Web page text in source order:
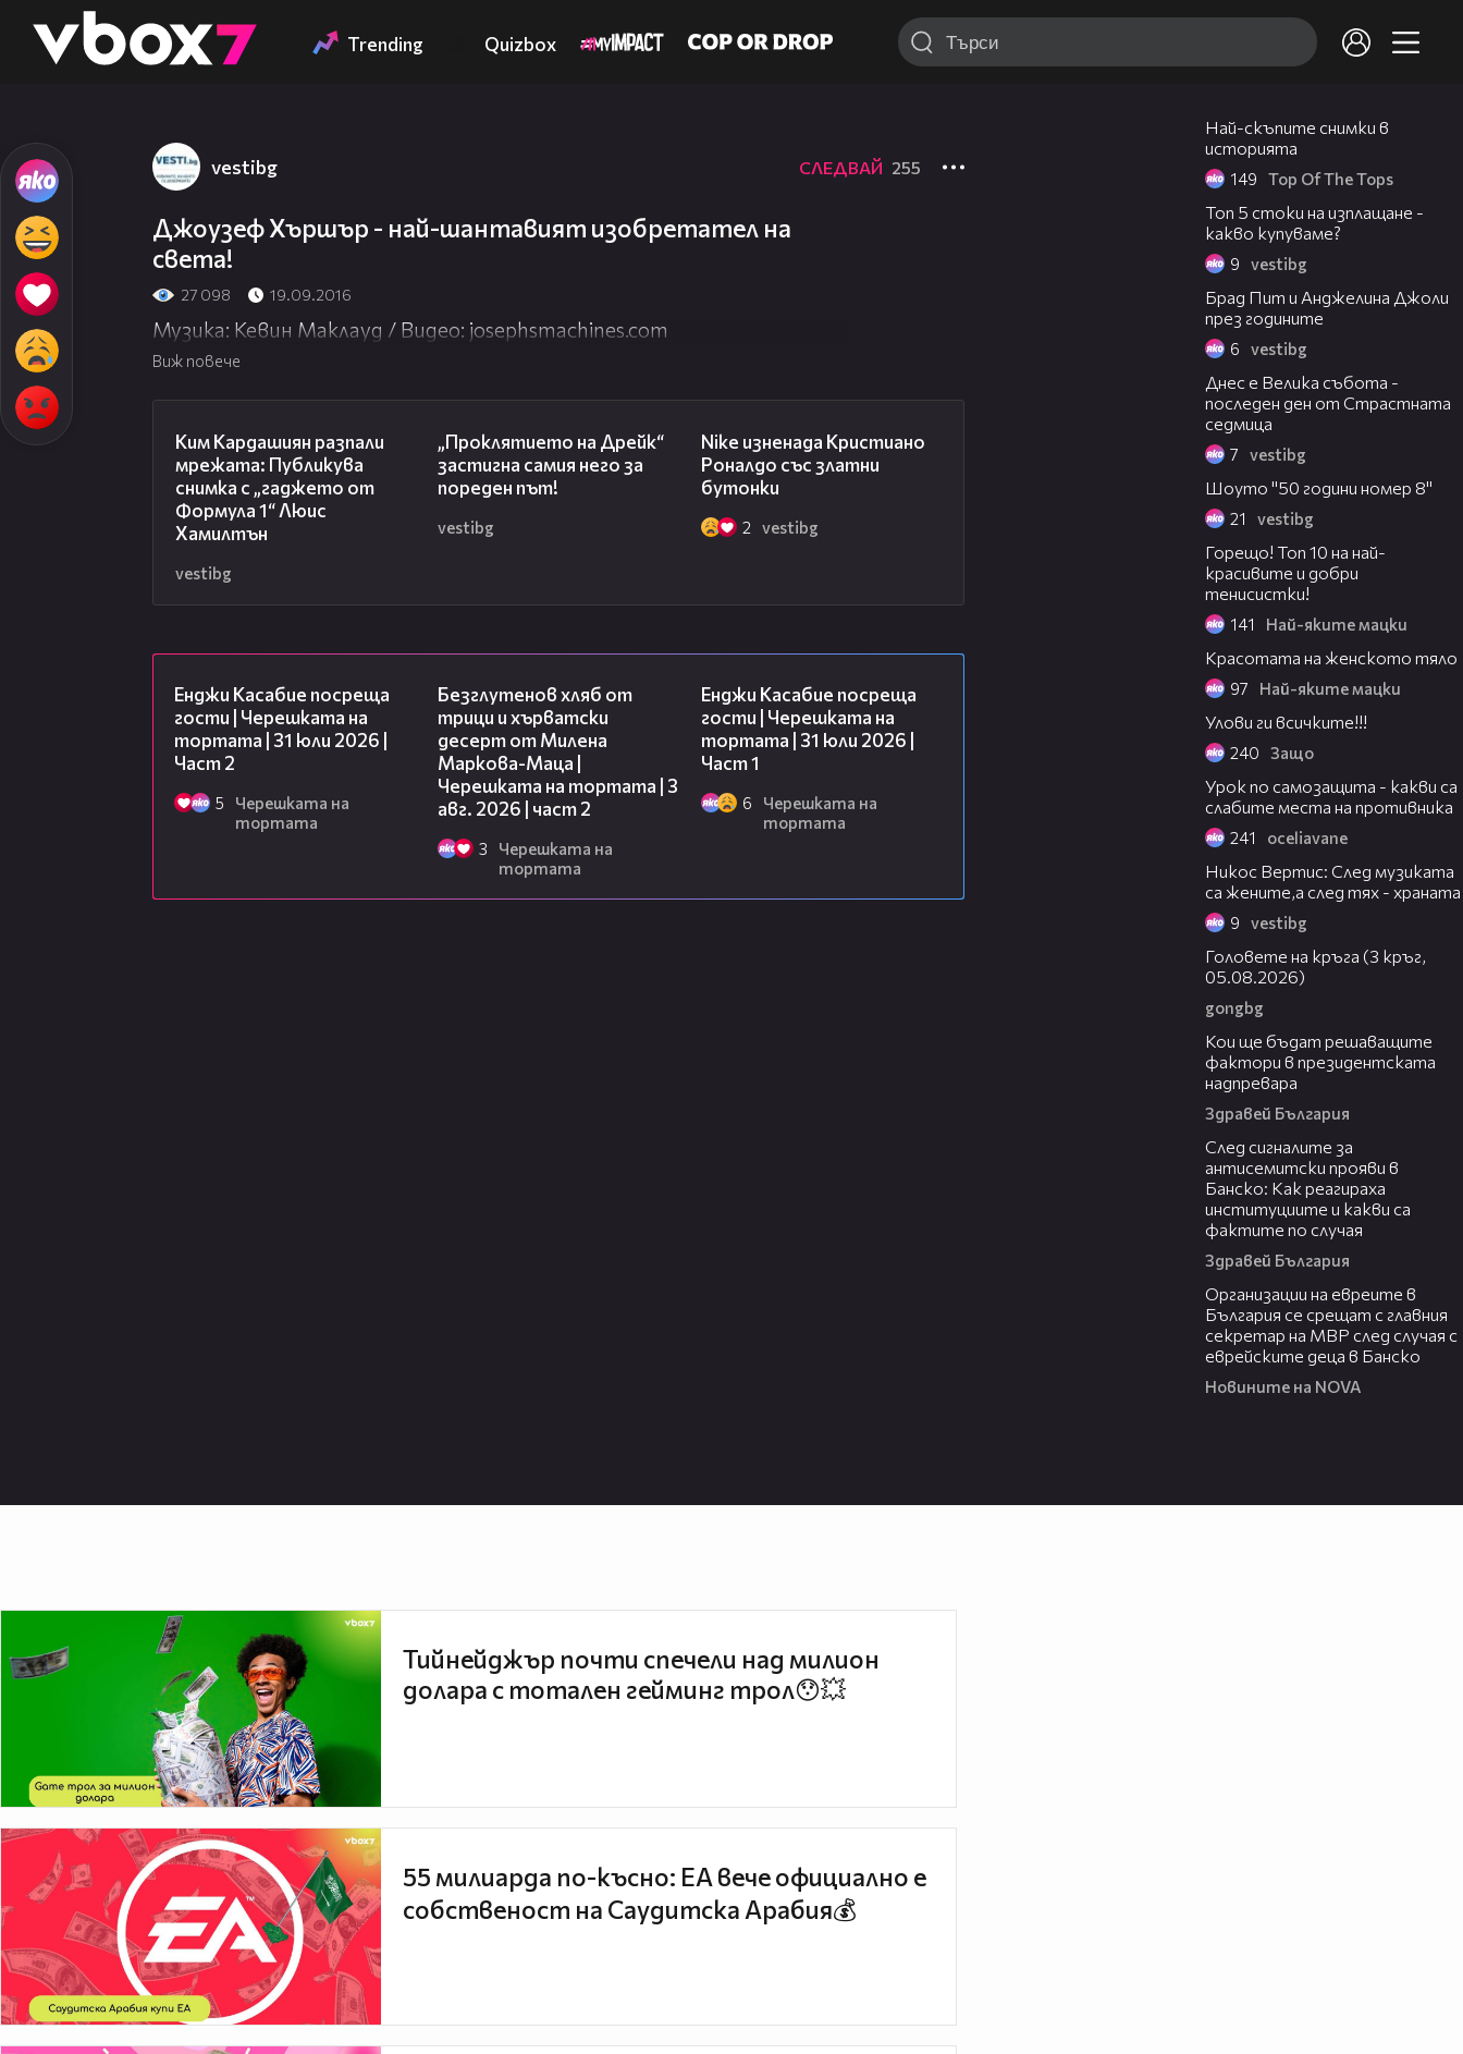
👾 Trending Quizbox
vestibg СЛЕДВАЙ 255
Джоузеф Хършър - най-шантавият изобретател на
света!
27 098 19.09.2016
Музика: Кевин Маклауд / Видео: josephsmachines.com
Виж повече
Ким Кардашиян разпали
мрежата: Публикува
снимка с „гаджето от
Формула 1“ Люис
Хамилтън
vestibg
„Проклятието на Дрейк“
застигна самия него за
пореден път!
vestibg
Nike изненада Кристиано
Роналдо със златни
бутонки
2 vestibg
Енджи Касабие посреща
гости | Черешката на
тортата | 31 юли 2026 |
Част 2
5
Черешката на
тортата
Безглутенов хляб от
трици и хърватски
десерт от Милена
Маркова-Маца |
Черешката на тортата | 3
авг. 2026 | част 2
3
Черешката на
тортата
Енджи Касабие посреща
гости | Черешката на
тортата | 31 юли 2026 |
Част 1
6
Черешката на
тортата
Най-скъпите снимки в
историята
149 Top Of The Tops
Топ 5 стоки на изплащане -
какво купуваме?
9 vestibg
Брад Пит и Анджелина Джоли
през годините
6 vestibg
Днес е Велика събота -
последен ден от Страстната
седмица
7 vestibg
Шоуто "50 години номер 8"
21 vestibg
Горещо! Топ 10 на най-
красивите и добри
тенисистки!
141 Най-яките мацки
Красотата на женското тяло
97 Най-яките мацки
Улови ги всичките!!!
240 Защо
Урок по самозащита - какви са
слабите места на противника
241 oceliavane
Никос Вертис: След музиката
са жените,а след тях - храната
9 vestibg
Головете на кръга (3 кръг,
05.08.2026)
gongbg
Кои ще бъдат решаващите
фактори в президентската
надпревара
Здравей България
След сигналите за
антисемитски прояви в
Банско: Как реагираха
институциите и какви са
фактите по случая
Здравей България
Организации на евреите в
България се срещат с главния
секретар на МВР след случая с
еврейските деца в Банско
Новините на NOVA
Тийнейджър почти спечели над милион
долара с тотален гейминг трол😯💥
55 милиарда по-късно: EA вече официално е
собственост на Саудитска Арабия💰